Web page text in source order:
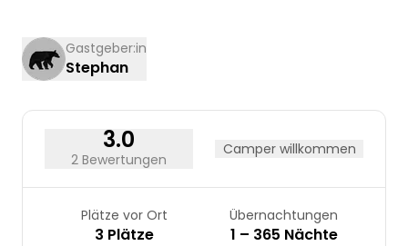
Gastgeber:in
Stephan
3.0
2 Bewertungen
Camper willkommen
Plätze vor Ort
3 Plätze
Übernachtungen
1 – 365 Nächte